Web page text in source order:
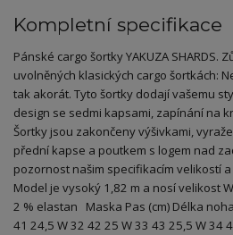
Kompletní specifikace
Pánské cargo šortky YAKUZA SHARDS.
uvolněných klasických cargo šortkách:
tak akorát. Tyto šortky dodají vašemu
design se sedmi kapsami, zapínání na
Šortky jsou zakončeny výšivkami,
přední kapse a poutkem s logem nad
pozornost našim specifikacím velikostí
Model je vysoký 1,82 m a nosí velikost
2 % elastan Maska Pas (cm) Délka
41 24,5 W 32 42 25 W 33 43 25,5 W 34